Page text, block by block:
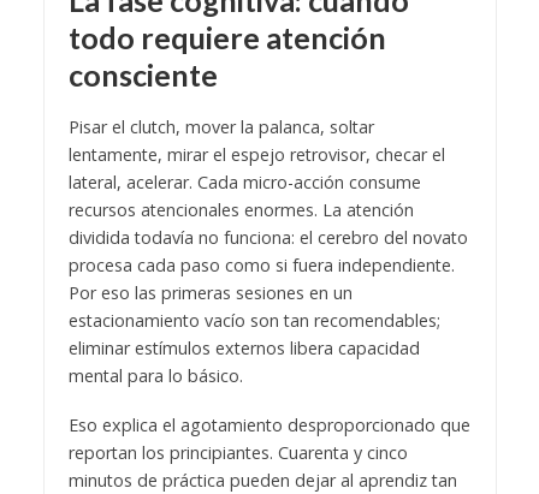
todo requiere atención
consciente
Pisar el clutch, mover la palanca, soltar
lentamente, mirar el espejo retrovisor, checar el
lateral, acelerar. Cada micro-acción consume
recursos atencionales enormes. La atención
dividida todavía no funciona: el cerebro del novato
procesa cada paso como si fuera independiente.
Por eso las primeras sesiones en un
estacionamiento vacío son tan recomendables;
eliminar estímulos externos libera capacidad
mental para lo básico.
Eso explica el agotamiento desproporcionado que
reportan los principiantes. Cuarenta y cinco
minutos de práctica pueden dejar al aprendiz tan